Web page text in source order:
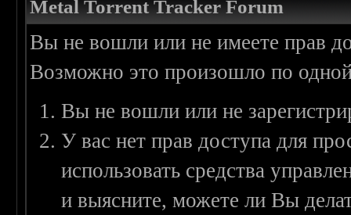
Metal Torrent Tracker Forum
Вы не вошли или не имеете прав
Возможно это произошло по
Вы не вошли или не
У вас нет прав доступа для
использовать средства
и выясните, можете ли Вы